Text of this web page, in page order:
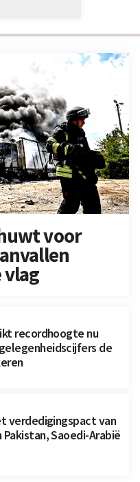
voor
vlag
recordhoogte nu
de
verdedigingspact van
Saoedi-Arabië